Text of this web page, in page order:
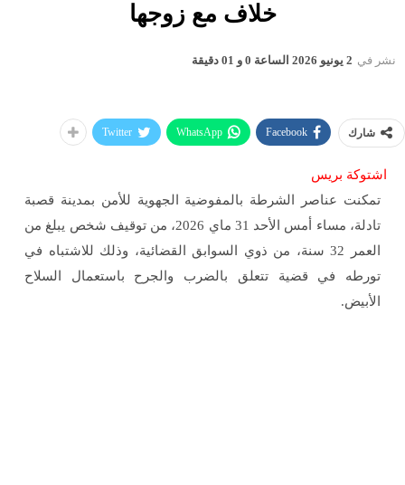
خلاف مع زوجها
نشر في 2 يونيو 2026 الساعة 0 و 01 دقيقة
شارك Facebook
WhatsApp
Twitter
اشتوكة بريس
تمكنت عناصر الشرطة بالمفوضية الجهوية للأمن بمدينة قصبة
تادلة، مساء أمس الأحد 31 ماي 2026، من توقيف شخص يبلغ من
العمر 32 سنة، من ذوي السوابق القضائية، وذلك للاشتباه في
تورطه في قضية تتعلق بالضرب والجرح باستعمال السلاح
الأبيض.